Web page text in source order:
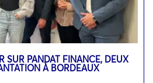
SUR PANDAT FINANCE, DEUX
À BORDEAUX